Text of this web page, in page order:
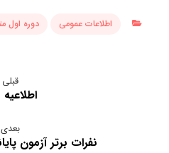
اطلاعات عمومی دوره اول
قبلی
بعدی
نفرات برتر آزمون